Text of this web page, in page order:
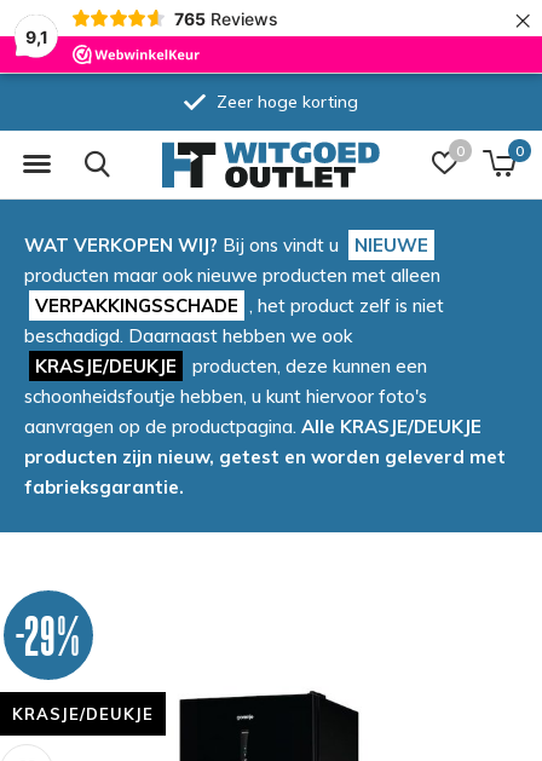
9,1
765 Reviews ×
0 0
Zeer hoge korting
WAT VERKOPEN WIJ? Bij ons vindt u
NIEUWE
producten maar ook nieuwe producten met alleen
VERPAKKINGSSCHADE , het product zelf is niet
beschadigd. Daarnaast hebben we ook
KRASJE/DEUKJE
producten, deze kunnen een
schoonheidsfoutje hebben, u kunt hiervoor foto's
aanvragen op de productpagina. Alle KRASJE/DEUKJE
producten zijn nieuw, getest en worden geleverd met
fabrieksgarantie.
-29%
KRASJE/DEUKJE